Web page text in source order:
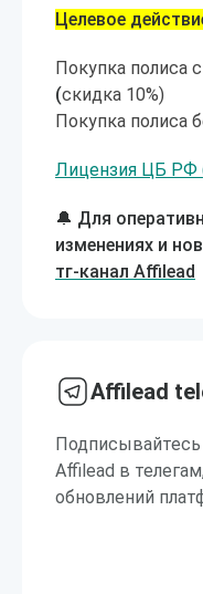
Целевое
Покупка полиса с
(скидка 10%)
Покупка полиса
Лицензия ЦБ РФ
🔔 Для
изменениях и
тг-канал Affilead
Affilead
Affilead в
обновлений